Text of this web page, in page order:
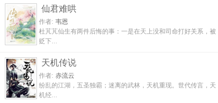
仙君难哄
作者: 韦恩
杜芃芃仙生有两件后悔的事：一是在天上没和司命打好关系，被
贬下...
天机传说
作者: 赤流云
纷乱的江湖，五圣独霸；迷离的武林，天机重现。世代传言，天
机经...